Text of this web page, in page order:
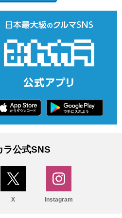
ラ公式SNS
X Instagram